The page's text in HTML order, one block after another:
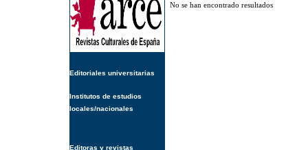
Editoriales universitarias
Institutos de estudios
locales/nacionales
Editoras y revistas
No se han encontrado resultados